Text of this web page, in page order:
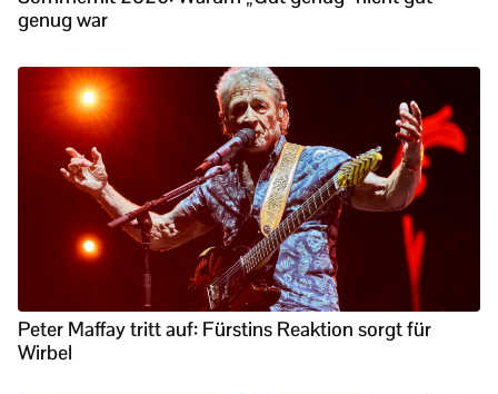
genug war
Peter Maffay tritt auf: Fürstins Reaktion sorgt für
Wirbel